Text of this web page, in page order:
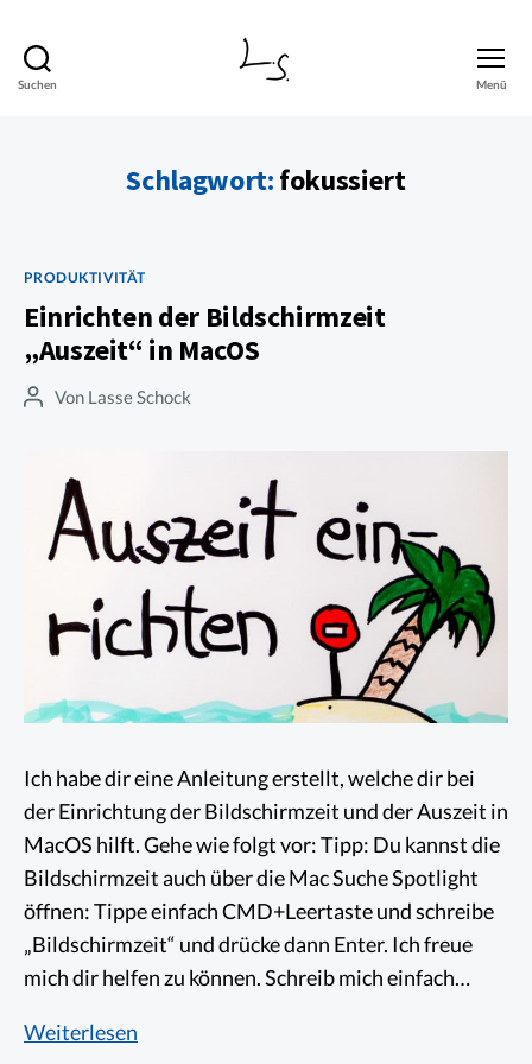
Suchen Menü
Schlagwort:fokussiert
Kategorien
PRODUKTIVITÄT
Einrichten der Bildschirmzeit
„Auszeit“ in MacOS
Beitragsautor
Von Lasse Schock
Ich habe dir eine Anleitung erstellt, welche dir bei
der Einrichtung der Bildschirmzeit und der Auszeit in
MacOS hilft. Gehe wie folgt vor: Tipp: Du kannst die
Bildschirmzeit auch über die Mac Suche Spotlight
öffnen: Tippe einfach CMD+Leertaste und schreibe
„Bildschirmzeit“ und drücke dann Enter. Ich freue
mich dir helfen zu können. Schreib mich einfach…
Weiterlesen